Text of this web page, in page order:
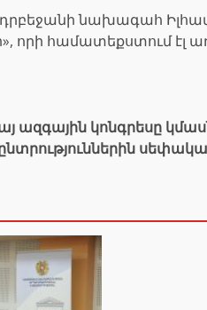
նախագահ
որի համատեքստում էլ
ազգային կոնգրեսը